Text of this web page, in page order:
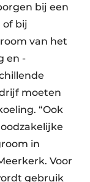
bij een
of bij
van het
en -
moeten
“Ook
in
Voor
gebruik